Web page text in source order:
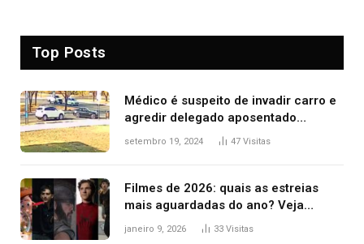
Top Posts
Médico é suspeito de invadir carro e
agredir delegado aposentado
durante confusão no trânsito
setembro 19, 2024 47 Visitas
Filmes de 2026: quais as estreias
mais aguardadas do ano? Veja
principais lançamentos do cinema
janeiro 9, 2026 33 Visitas